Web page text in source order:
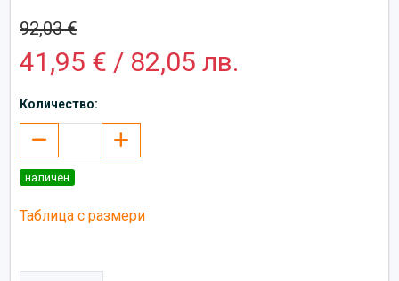
92,03 €
41,95 € / 82,05 лв.
Количество:
наличен
Таблица с размери